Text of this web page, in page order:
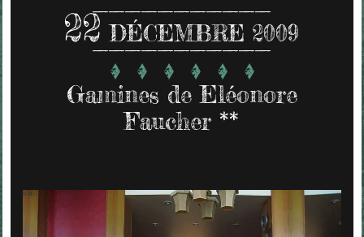
22 DÉCEMBRE 2009
Gamines de Eléonore
Faucher **